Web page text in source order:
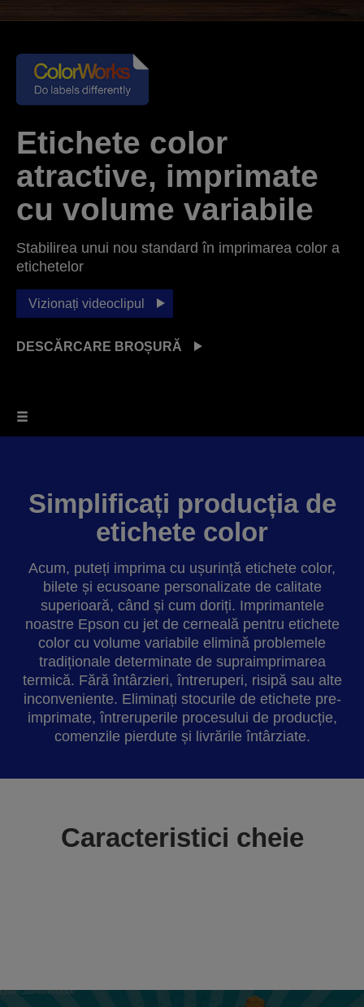
Etichete color
atractive, imprimate
cu volume variabile
Stabilirea unui nou standard în imprimarea color a
etichetelor
Vizionați videoclipul
DESCĂRCARE BROȘURĂ
Simplificați producția de
etichete color
Acum, puteți imprima cu ușurință etichete color,
bilete și ecusoane personalizate de calitate
superioară, când și cum doriți. Imprimantele
noastre Epson cu jet de cerneală pentru etichete
color cu volume variabile elimină problemele
tradiționale determinate de supraimprimarea
termică. Fără întârzieri, întreruperi, risipă sau alte
inconveniente. Eliminați stocurile de etichete pre-
imprimate, întreruperile procesului de producție,
comenzile pierdute și livrările întârziate.
Caracteristici cheie